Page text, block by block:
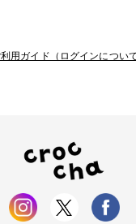
利用ガイド（ログインについて